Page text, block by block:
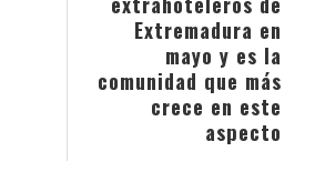
Extremadura en
mayo y es la
comunidad que más
crece en este
aspecto